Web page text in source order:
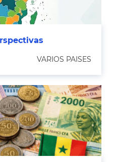
VARIOS PAISES